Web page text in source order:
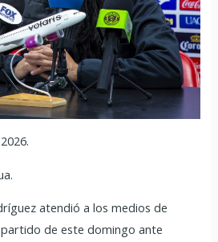
atendió a los medios de
de este domingo ante